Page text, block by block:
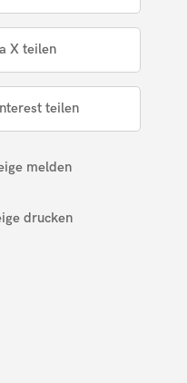
X teilen
teilen
melden
drucken